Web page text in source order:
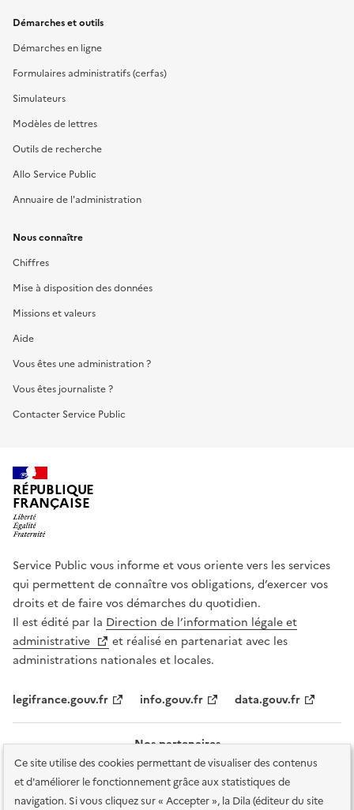
Ce site utilise des cookies permettant de visualiser des contenus
et d'améliorer le fonctionnement grâce aux statistiques de
navigation. Si vous cliquez sur « Accepter », la Dila (éditeur du site
Démarches et outils
Démarches en ligne
Formulaires administratifs (cerfas)
Simulateurs
Modèles de lettres
Outils de recherche
Allo Service Public
Annuaire de l'administration
Nous connaître
Chiffres
Mise à disposition des données
Missions et valeurs
Aide
Vous êtes une administration ?
Vous êtes journaliste ?
Contacter Service Public
RÉPUBLIQUE
FRANÇAISE
Service Public vous informe et vous oriente vers les services
qui permettent de connaître vos obligations, d’exercer vos
droits et de faire vos démarches du quotidien.
Il est édité par la Direction de l’information légale et
administrative
et réalisé en partenariat avec les
administrations nationales et locales.
legifrance.gouv.fr info.gouv.fr data.gouv.fr
Nos partenaires